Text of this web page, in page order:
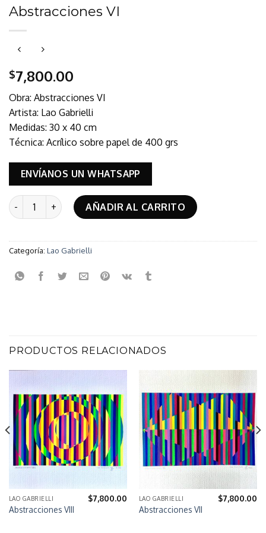
Abstracciones VI
$7,800.00
Obra: Abstracciones VI
Artista: Lao Gabrielli
Medidas: 30 x 40 cm
Técnica: Acrílico sobre papel de 400 grs
ENVÍANOS UN WHATSAPP
Abstracciones VI cantidadAÑADIR AL CARRITO
Categoría: Lao Gabrielli
PRODUCTOS RELACIONADOS
LAO GABRIELLI
Abstracciones VIII
$7,800.00 LAO GABRIELLI
Abstracciones VII
$7,800.00